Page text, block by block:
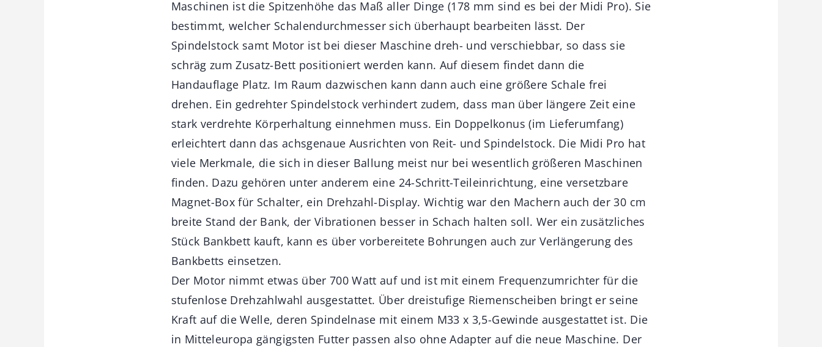
Maschinen ist die Spitzenhöhe das Maß aller Dinge (178 mm sind es bei der Midi Pro). Sie
bestimmt, welcher Schalendurchmesser sich überhaupt bearbeiten lässt. Der
Spindelstock samt Motor ist bei dieser Maschine dreh- und verschiebbar, so dass sie
schräg zum Zusatz-Bett positioniert werden kann. Auf diesem findet dann die
Handauflage Platz. Im Raum dazwischen kann dann auch eine größere Schale frei
drehen. Ein gedrehter Spindelstock verhindert zudem, dass man über längere Zeit eine
stark verdrehte Körperhaltung einnehmen muss. Ein Doppelkonus (im Lieferumfang)
erleichtert dann das achsgenaue Ausrichten von Reit- und Spindelstock. Die Midi Pro hat
viele Merkmale, die sich in dieser Ballung meist nur bei wesentlich größeren Maschinen
finden. Dazu gehören unter anderem eine 24-Schritt-Teileinrichtung, eine versetzbare
Magnet-Box für Schalter, ein Drehzahl-Display. Wichtig war den Machern auch der 30 cm
breite Stand der Bank, der Vibrationen besser in Schach halten soll. Wer ein zusätzliches
Stück Bankbett kauft, kann es über vorbereitete Bohrungen auch zur Verlängerung des
Bankbetts einsetzen.
Der Motor nimmt etwas über 700 Watt auf und ist mit einem Frequenzumrichter für die
stufenlose Drehzahlwahl ausgestattet. Über dreistufige Riemenscheiben bringt er seine
Kraft auf die Welle, deren Spindelnase mit einem M33 x 3,5-Gewinde ausgestattet ist. Die
in Mitteleuropa gängigsten Futter passen also ohne Adapter auf die neue Maschine. Der